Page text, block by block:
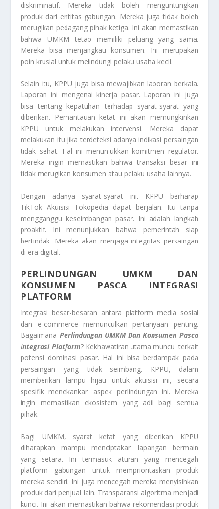
diskriminatif. Mereka tidak boleh menguntungkan
produk dari entitas gabungan. Mereka juga tidak boleh
merugikan pedagang pihak ketiga. Ini akan memastikan
bahwa UMKM tetap memiliki peluang yang sama.
Mereka bisa menjangkau konsumen. Ini merupakan
poin krusial untuk melindungi pelaku usaha kecil.
Selain itu, KPPU juga bisa mewajibkan laporan berkala.
Laporan ini mengenai kinerja pasar. Laporan ini juga
bisa tentang kepatuhan terhadap syarat-syarat yang
diberikan. Pemantauan ketat ini akan memungkinkan
KPPU untuk melakukan intervensi. Mereka dapat
melakukan itu jika terdeteksi adanya indikasi persaingan
tidak sehat. Hal ini menunjukkan komitmen regulator.
Mereka ingin memastikan bahwa transaksi besar ini
tidak merugikan konsumen atau pelaku usaha lainnya.
Dengan adanya syarat-syarat ini, KPPU berharap
TikTok Akuisisi Tokopedia dapat berjalan. Itu tanpa
mengganggu keseimbangan pasar. Ini adalah langkah
proaktif. Ini menunjukkan bahwa pemerintah siap
bertindak. Mereka akan menjaga integritas persaingan
di era digital.
PERLINDUNGAN UMKM DAN
KONSUMEN PASCA INTEGRASI
PLATFORM
Integrasi besar-besaran antara platform media sosial
dan e-commerce memunculkan pertanyaan penting.
Bagaimana Perlindungan UMKM Dan Konsumen Pasca
Integrasi Platform? Kekhawatiran utama muncul terkait
potensi dominasi pasar. Hal ini bisa berdampak pada
persaingan yang tidak seimbang. KPPU, dalam
memberikan lampu hijau untuk akuisisi ini, secara
spesifik menekankan aspek perlindungan ini. Mereka
ingin memastikan ekosistem yang adil bagi semua
pihak.
Bagi UMKM, syarat ketat yang diberikan KPPU
diharapkan mampu menciptakan lapangan bermain
yang setara. Ini termasuk aturan yang mencegah
platform gabungan untuk memprioritaskan produk
mereka sendiri. Ini juga mencegah mereka menyisihkan
produk dari penjual lain. Transparansi algoritma menjadi
kunci. Ini akan memastikan bahwa rekomendasi produk